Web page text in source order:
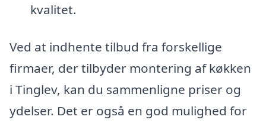
kvalitet.
Ved at indhente tilbud fra forskellige
firmaer, der tilbyder montering af køkken
i Tinglev, kan du sammenligne priser og
ydelser. Det er også en god mulighed for